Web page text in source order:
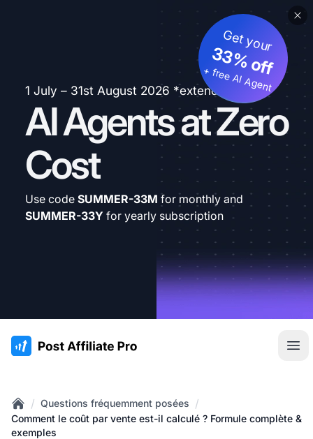
1 July – 31st August 2026 *extended
AI Agents at Zero
Cost
Get your
33% off
+ free AI Agent
Use code SUMMER-33M for monthly and
SUMMER-33Y for yearly subscription
:site.title
Home
/ Questions fréquemment posées /
Comment le coût par vente est-il calculé ? Formule complète &
exemples